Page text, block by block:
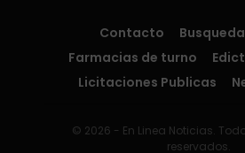
Contacto
Farmacias de turno
Licitaciones Publicas
© 2026 - En Linea Noticias.
reservados.